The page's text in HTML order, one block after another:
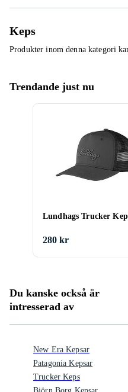
Keps
Produkter inom denna kategori
Trendande just nu
Lundhags Trucker
280 kr
Du kanske också är
intresserad av
New Era Kepsar
Patagonia Kepsar
Trucker Keps